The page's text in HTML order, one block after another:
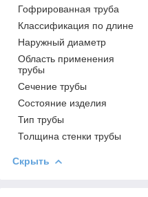
Гофрированная труба
Классификация по длине
Наружный диаметр
Область применения
трубы
Сечение трубы
Состояние изделия
Тип трубы
Толщина стенки трубы
Скрыть